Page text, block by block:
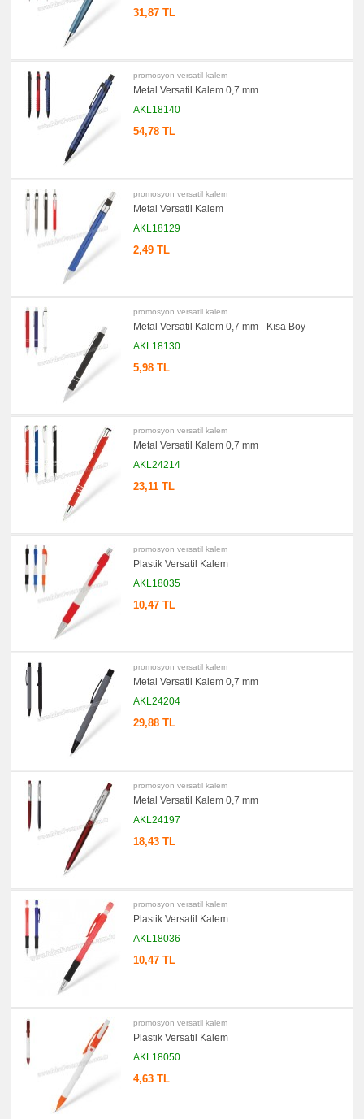
31,87 TL
promosyon versatil kalem
Metal Versatil Kalem 0,7 mm
AKL18140
54,78 TL
promosyon versatil kalem
Metal Versatil Kalem
AKL18129
2,49 TL
promosyon versatil kalem
Metal Versatil Kalem 0,7 mm - Kısa Boy
AKL18130
5,98 TL
promosyon versatil kalem
Metal Versatil Kalem 0,7 mm
AKL24214
23,11 TL
promosyon versatil kalem
Plastik Versatil Kalem
AKL18035
10,47 TL
promosyon versatil kalem
Metal Versatil Kalem 0,7 mm
AKL24204
29,88 TL
promosyon versatil kalem
Metal Versatil Kalem 0,7 mm
AKL24197
18,43 TL
promosyon versatil kalem
Plastik Versatil Kalem
AKL18036
10,47 TL
promosyon versatil kalem
Plastik Versatil Kalem
AKL18050
4,63 TL
Masa
Kalemi
promosyon
Tüm
→
promosyon
Ajanda
&
Organizer
promosyon
Matara
&
Bardak
Geri
Dönüşümlü
Ürünler
promosyon
Anahtarlık
promosyon
promosyon
Makyaj
Aynası
Manikür
Şerit
Metre
Mezura
promosyon
Feneri
Çakmak
&
Küllük
promosyon
Masa
Çanta
Askısı
promosyon
Flash
promosyon
Kalemlik
promosyon
Kartvizitlik
Bloknot
promosyon
Bardak
Altlığı
Sekreter
Bloknot
promosyon